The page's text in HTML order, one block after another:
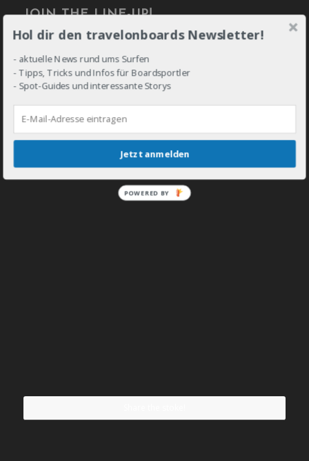
JOIN THE LINE-UP!
DROP IN!
Hol dir den travelonboards Newsletter!
- aktuelle News rund ums Surfen
- Tipps, Tricks und Infos für Boardsportler
- Spot-Guides und interessante Storys
Jetzt anmelden
POWERED BY